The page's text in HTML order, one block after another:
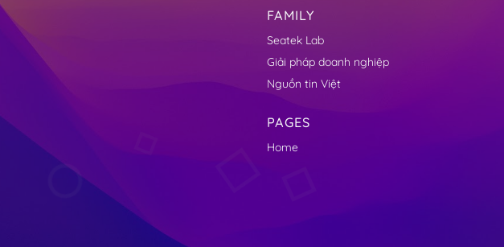
FAMILY
Seatek Lab
Giải pháp doanh nghiệp
Nguồn tin Việt
PAGES
Home